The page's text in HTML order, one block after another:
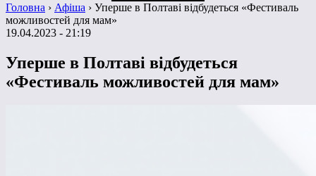
Головна › Афіша › Уперше в Полтаві відбудеться «Фестиваль
можливостей для мам»
19.04.2023 - 21:19
Уперше в Полтаві відбудеться
«Фестиваль можливостей для мам»